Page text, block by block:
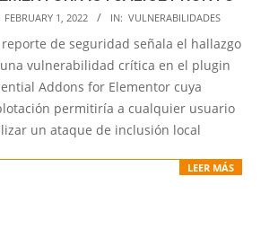
FEBRUARY 1, 2022 IN: VULNERABILIDADES
reporte de seguridad señala el hallazgo
vulnerabilidad crítica en el plugin
Addons for Elementor cuya
permitiría a cualquier usuario
un ataque de inclusión local
LEER MÁS